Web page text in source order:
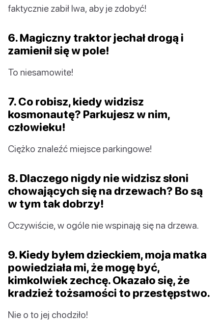
faktycznie zabił lwa, aby je zdobyć!
6. Magiczny traktor jechał drogą i
zamienił się w pole!
To niesamowite!
7. Co robisz, kiedy widzisz
kosmonautę? Parkujesz w nim,
człowieku!
Ciężko znaleźć miejsce parkingowe!
8. Dlaczego nigdy nie widzisz słoni
chowających się na drzewach? Bo są
w tym tak dobrzy!
Oczywiście, w ogóle nie wspinają się na drzewa.
9. Kiedy byłem dzieckiem, moja matka
powiedziała mi, że mogę być,
kimkolwiek zechcę. Okazało się, że
kradzież tożsamości to przestępstwo.
Nie o to jej chodziło!